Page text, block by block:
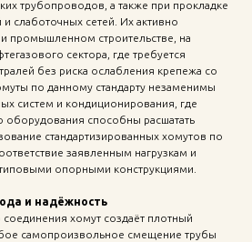
трубопроводов, а также при прокладке
слаботочных сетей. Их активно
промышленном строительстве, на
сектора, где требуется
без риска ослабления крепежа со
по данному стандарту незаменимы
систем и кондиционирования, где
оборудования способны расшатать
стандартизированных хомутов по
заявленным нагрузкам и
опорными конструкциями.
и надёжность
хомут создаёт плотный
самопроизвольное смещение трубы